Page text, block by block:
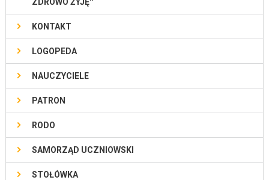
KONTAKT
LOGOPEDA
NAUCZYCIELE
PATRON
RODO
SAMORZĄD UCZNIOWSKI
STOŁÓWKA